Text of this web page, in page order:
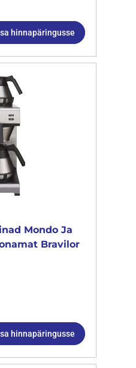
hinnapäringusse
Mondo Ja
Bravilor
hinnapäringusse